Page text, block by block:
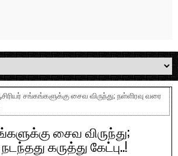
சங்கங்களுக்கு சைவ விருந்து; நள்ளிரவு வரை
சைவ விருந்து;
கருத்து கேட்பு..!